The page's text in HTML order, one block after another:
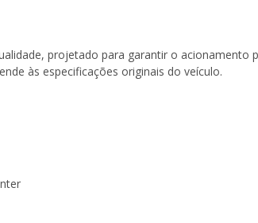
projetado para garantir o acionamento
às especificações originais do veículo.